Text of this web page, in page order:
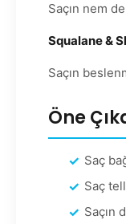
Saçın nem
Squalane &
Saçın
Öne
Saç
Saç
Saçın